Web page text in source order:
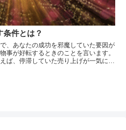
条件とは？
、あなたの成功を邪魔していた要因が
事が好転するときのことを言います。
ば、停滞していた売り上げが一気に爆